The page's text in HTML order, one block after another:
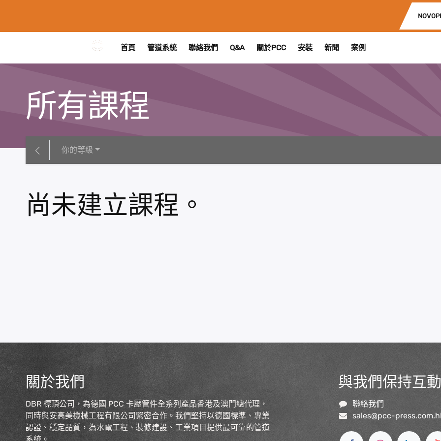
首頁 管道系統 聯絡我們 Q&A 關於PCC 安裝 新聞 案例
所有課程
你的等級
尚未建立課程。
關於我們
DBR 標頂公司，為德國 PCC 卡壓管件全系列產品香港及澳門總代理，
同時與安高美機械工程有限公司緊密合作。我們堅持以德國標準、專業
認證、穩定品質，為水電工程、裝修建設、工業項目提供最可靠的管道
與我們保持互動
聯絡我們
sales@pcc-press.com.h